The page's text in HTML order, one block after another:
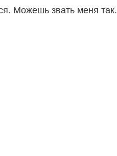
Можешь звать меня так.